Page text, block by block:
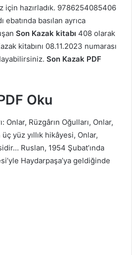
için hazırladık. 9786254085406
ebatında basılan ayrıca
Son Kazak kitabı 408 olarak
kitabını 08.11.2023 numarası
Son Kazak PDF
Oku
Onlar, Rüzgârın Oğulları, Onlar,
yüz yıllık hikâyesi, Onlar,
Ruslan, 1954 Şubat’ında
Haydarpaşa’ya geldiğinde